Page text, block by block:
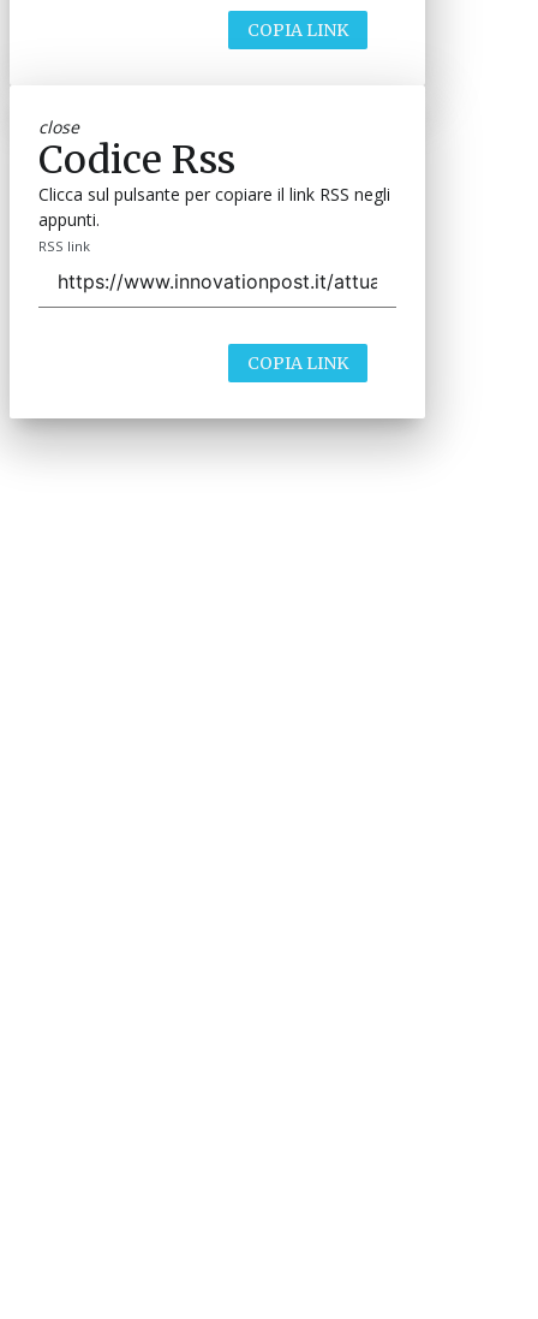
COPIA LINK
close
Codice Rss
Clicca sul pulsante per copiare il link RSS negli
appunti.
RSS link
COPIA LINK